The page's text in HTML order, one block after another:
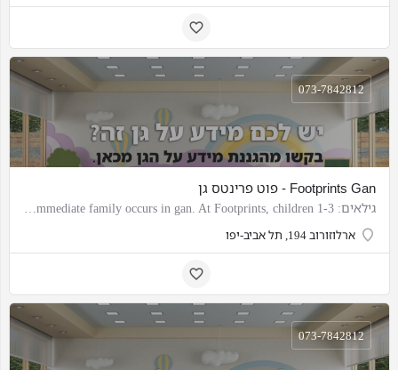
Footprints Gan - פוט פרינטס גן
גילאים: 1-3 The first socialization outside the immediate family occurs in gan. At Footprints, children…
ארלוזורוב 194, תל אביב-יפו
073-7842812
073-7842812